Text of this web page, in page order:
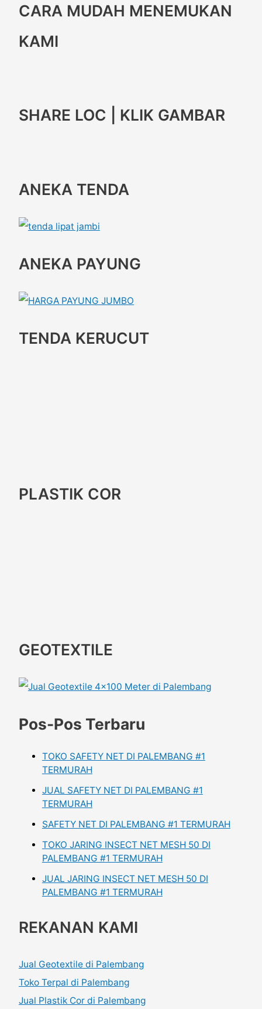
CARA MUDAH MENEMUKAN
KAMI
SHARE LOC | KLIK GAMBAR
ANEKA TENDA
ANEKA PAYUNG
TENDA KERUCUT
PLASTIK COR
GEOTEXTILE
Pos-Pos Terbaru
TOKO SAFETY NET DI PALEMBANG #1
TERMURAH
JUAL SAFETY NET DI PALEMBANG #1
TERMURAH
SAFETY NET DI PALEMBANG #1 TERMURAH
TOKO JARING INSECT NET MESH 50 DI
PALEMBANG #1 TERMURAH
JUAL JARING INSECT NET MESH 50 DI
PALEMBANG #1 TERMURAH
REKANAN KAMI
Jual Geotextile di Palembang
Toko Terpal di Palembang
Jual Plastik Cor di Palembang